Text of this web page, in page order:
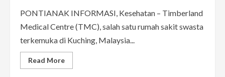
PONTIANAK INFORMASI, Kesehatan – Timberland
Medical Centre (TMC), salah satu rumah sakit swasta
terkemuka di Kuching, Malaysia...
Read MoreRead
more